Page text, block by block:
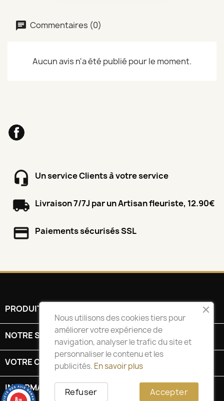
Commentaires (0)
Aucun avis n'a été publié pour le moment.
Facebook
Un service Clients à votre service
Livraison 7/7J par un Artisan fleuriste, 12.90€
Paiements sécurisés SSL
PRODUITS 
NOTRE SOCIÉTÉ
VOTRE COMPTE
INFORMATIONS
Nous utilisons des cookies tiers pour
améliorer votre expérience de
navigation, analyser le trafic du site et
personnaliser le contenu et les
publicités. En savoir plus
Accepter
Refuser
8